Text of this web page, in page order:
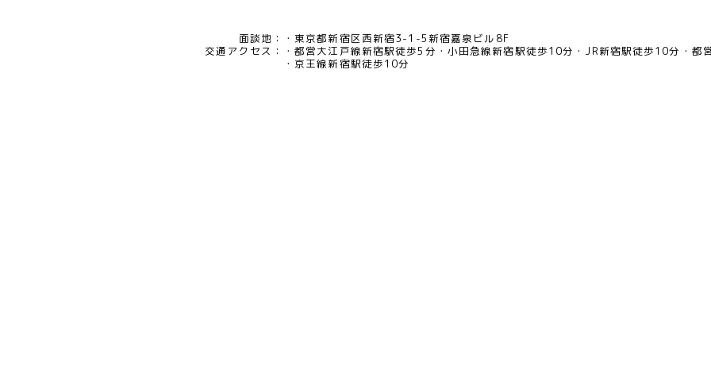
eメール：pv@mimaze.co.jp
面談地：
東京都新宿区西新宿3-1-5新宿嘉泉ビル8F
交通アクセス：
都営大江戸線新宿駅徒歩5分 小田急線新宿駅徒歩10分 JR新宿駅徒歩10分
都
京王線新宿駅徒歩10分